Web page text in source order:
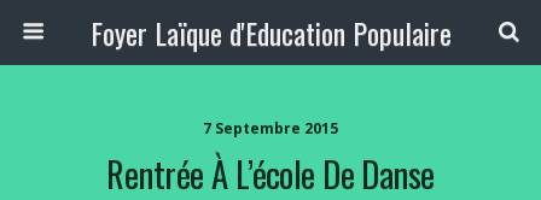
Foyer Laïque d'Education Populaire
7 Septembre 2015
Rentrée À L’école De Danse